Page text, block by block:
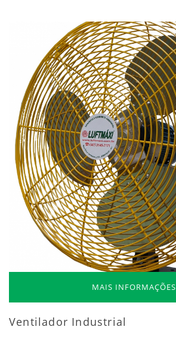
MAIS INFORMAÇÕES
Ventilador Industrial